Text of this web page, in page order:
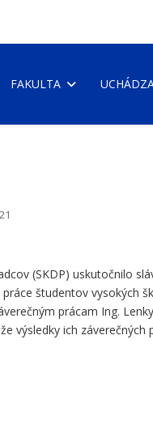
FAKULTA
(SKDP) uskutočnilo
študentov vysokých
prácam Ing.
výsledky ich